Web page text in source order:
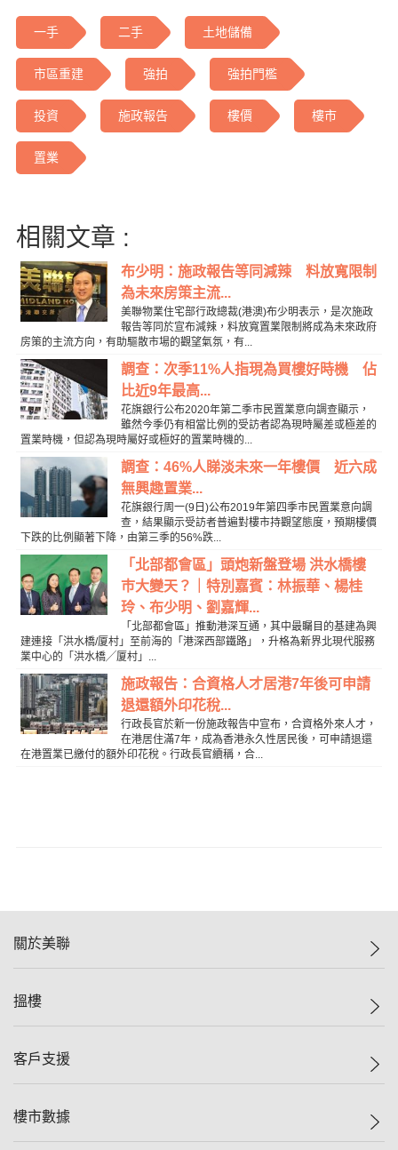
一手 二手 土地儲備
市區重建 強拍 強拍門檻
投資 施政報告 樓價 樓市
置業
相關文章 :
布少明：施政報告等同減辣 料放寬限制
為未來房策主流...
美聯物業住宅部行政總裁(港澳)布少明表示，是次施政
報告等同於宣布減辣，料放寬置業限制將成為未來政府
房策的主流方向，有助驅散市場的觀望氣氛，有...
調查：次季11%人指現為買樓好時機 佔
比近9年最高...
花旗銀行公布2020年第二季市民置業意向調查顯示，
雖然今季仍有相當比例的受訪者認為現時屬差或極差的
置業時機，但認為現時屬好或極好的置業時機的...
調查：46%人睇淡未來一年樓價 近六成
無興趣置業...
花旗銀行周一(9日)公布2019年第四季市民置業意向調
查，結果顯示受訪者普遍對樓市持觀望態度，預期樓價
下跌的比例顯著下降，由第三季的56%跌...
「北部都會區」頭炮新盤登場 洪水橋樓
巿大變天？｜特別嘉賓：林振華、楊桂
玲、布少明、劉嘉輝...
「北部都會區」推動港深互通，其中最矚目的基建為興
建連接「洪水橋/厦村」至前海的「港深西部鐵路」，升格為新界北現代服務
業中心的「洪水橋╱厦村」...
施政報告：合資格人才居港7年後可申請
退還額外印花稅...
行政長官於新一份施政報告中宣布，合資格外來人才，
在港居住滿7年，成為香港永久性居民後，可申請退還
在港置業已繳付的額外印花稅。行政長官續稱，合...
關於美聯
美聯集團
人才招募
搵樓
一手新盤
減價
客戶支援
自助放盤
樓市數據